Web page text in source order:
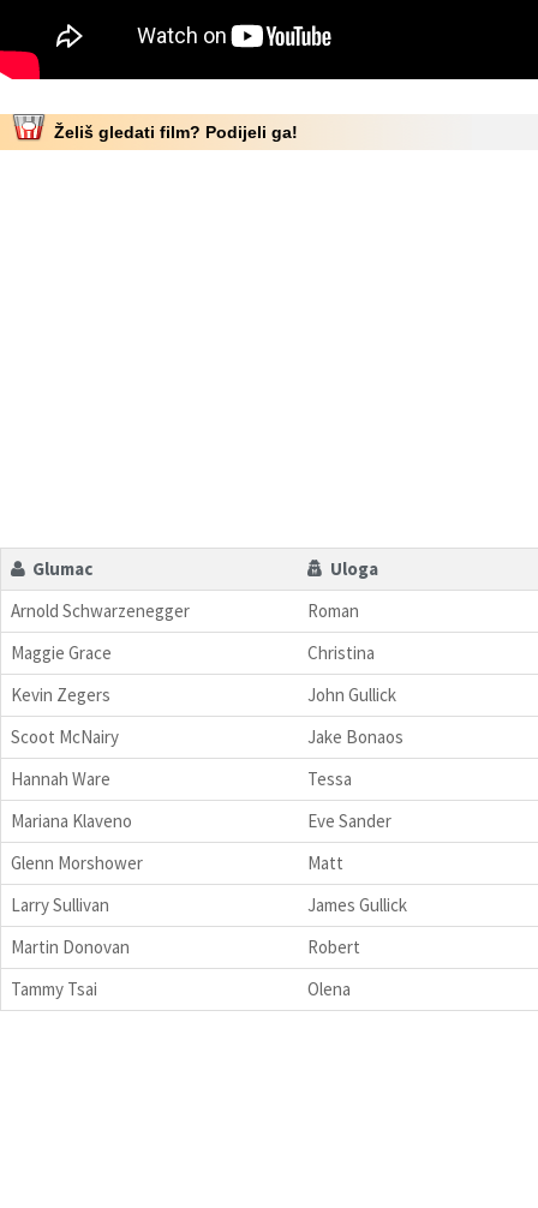
Želiš gledati film? Podijeli ga!
Glumac
Uloga
Arnold Schwarzenegger
Roman
Maggie Grace
Christina
Kevin Zegers
John Gullick
Scoot McNairy
Jake Bonaos
Hannah Ware
Tessa
Mariana Klaveno
Eve Sander
Glenn Morshower
Matt
Larry Sullivan
James Gullick
Martin Donovan
Robert
Tammy Tsai
Olena